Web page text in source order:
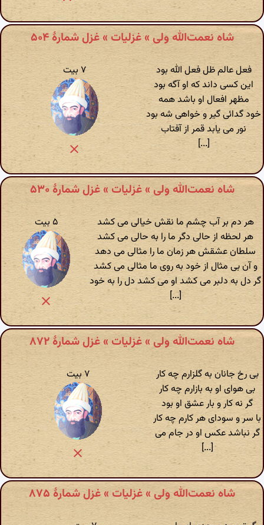
شاه نعمت‌الله ولی » غزلیات » غزل شمارهٔ ۵۰۴
فعل عالم ظل فعل الله بود
این کسی داند که او آگه بود
مظهر افعال او باشد همه
خود گدائی گیر و خواهی شه بود
نور می یابد قمر از آفتاب
[...]
۷ بیت
شاه نعمت‌الله ولی » غزلیات » غزل شمارهٔ ۵۳۰
هر دم بر آب چشم ما نقش خیالی می کشد
هر لحظه از حالی دگر ما را به حالی می کشد
سلطان عشقش هر زمان ما را مثالی می دهد
و آن بی مثال از خود به روی ما مثالی می کشد
گر دل به دلبر می کشد او می کشد دل را به خود
[...]
۵ بیت
شاه نعمت‌الله ولی » غزلیات » غزل شمارهٔ ۸۷۲
بی رخ جانان به گلزارم چه کار
بی هوای او به بازارم چه کار
گر نه کار و بار عشق او بود
با سر و سودای هر کارم چه کار
گر نباشد عکس او در جام می
[...]
۷ بیت
شاه نعمت‌الله ولی » غزلیات » غزل شمارهٔ ۸۷۵